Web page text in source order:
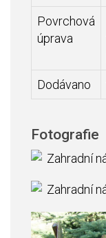
Povrchová
úprava
Dodávano
Fotografie